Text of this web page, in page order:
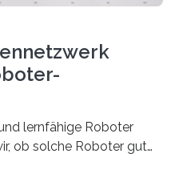
lernfähige Roboter
ob solche Roboter gut
Skłodowska-Curie